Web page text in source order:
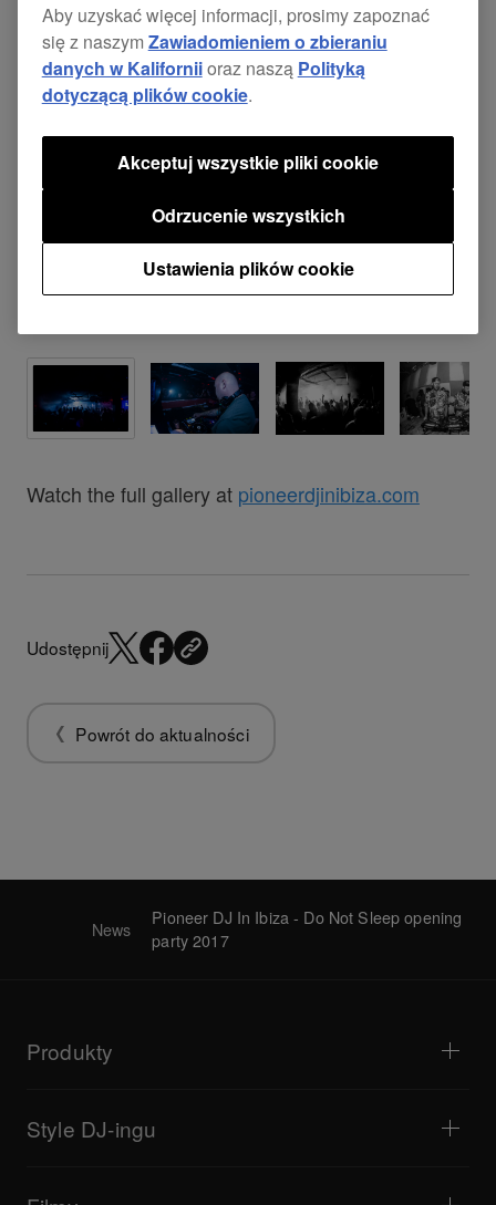
Watch the full gallery at pioneerdjinibiza.com
Udostępnij
Powrót do aktualności
News
Pioneer DJ In Ibiza - Do Not Sleep opening
party 2017
Produkty
Miksery DJ
Systemy all-in-one
Samplery DJ
Style DJ-ingu
Transmisje na żywo
Aby uzyskać więcej informacji, prosimy zapoznać
się z naszym Zawiadomieniem o zbieraniu
danych w Kaliforniioraz naszą Polityką
dotyczącą plików cookie.
Ustawienia plików cookie
Odrzucenie wszystkich
Akceptuj wszystkie pliki cookie